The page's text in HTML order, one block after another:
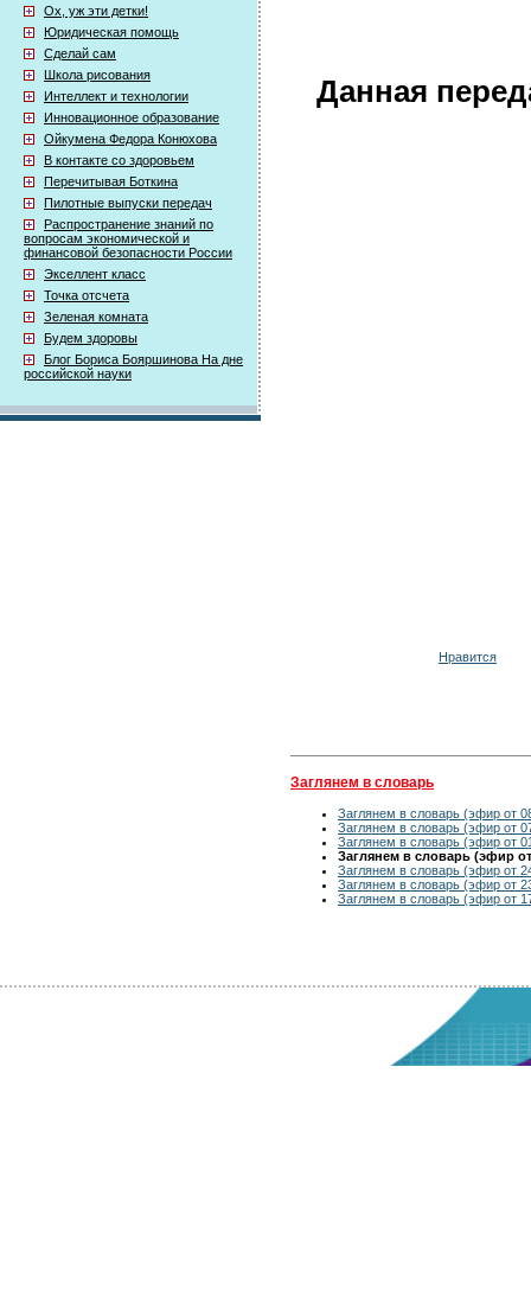
Ох, уж эти детки!
Юридическая помощь
Сделай сам
Школа рисования
Интеллект и технологии
Инновационное образование
Ойкумена Федора Конюхова
В контакте со здоровьем
Перечитывая Боткина
Пилотные выпуски передач
Распространение знаний по
вопросам экономической и
финансовой безопасности России
Экселлент класс
Точка отсчета
Зеленая комната
Будем здоровы
Блог Бориса Бояршинова На дне
российской науки
Данная
Нравится
Заглянем в словарь
Заглянем в словарь (эфир от
Заглянем в словарь (эфир от
Заглянем в словарь (эфир от
Заглянем в словарь (эфир от
Заглянем в словарь (эфир от
Заглянем в словарь (эфир от
Заглянем в словарь (эфир от